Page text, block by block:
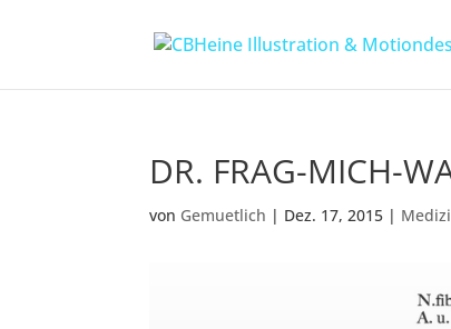
DR. FRAG-MICH-
von Gemuetlich | Dez. 17, 2015 |